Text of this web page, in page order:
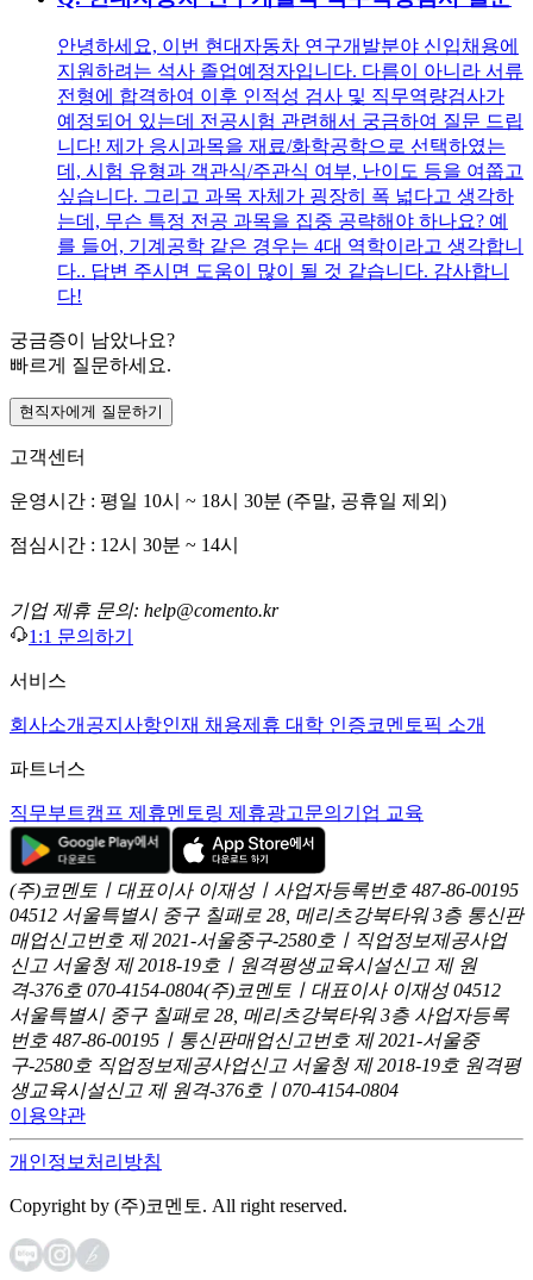
안녕하세요, 이번 현대자동차 연구개발분야 신입채용에
지원하려는 석사 졸업예정자입니다. 다름이 아니라 서류
전형에 합격하여 이후 인적성 검사 및 직무역량검사가
예정되어 있는데 전공시험 관련해서 궁금하여 질문 드립
니다! 제가 응시과목을 재료/화학공학으로 선택하였는
데, 시험 유형과 객관식/주관식 여부, 난이도 등을 여쭙고
싶습니다. 그리고 과목 자체가 굉장히 폭 넓다고 생각하
는데, 무슨 특정 전공 과목을 집중 공략해야 하나요? 예
를 들어, 기계공학 같은 경우는 4대 역학이라고 생각합니
다.. 답변 주시면 도움이 많이 될 것 같습니다. 감사합니
다!
궁금증이 남았나요?
빠르게 질문하세요.
현직자에게 질문하기
고객센터
운영시간 : 평일 10시 ~ 18시 30분 (주말, 공휴일 제외)
점심시간 : 12시 30분 ~ 14시
기업 제휴 문의: help@comento.kr
1:1 문의하기
서비스
회사소개 공지사항인재 채용제휴 대학 인증코멘토픽 소개
파트너스
직무부트캠프 제휴멘토링 제휴광고문의 기업 교육
(주)코멘토ㅣ대표이사 이재성ㅣ사업자등록번호 487-86-00195
04512 서울특별시 중구 칠패로 28, 메리츠강북타워 3층 통신판
매업신고번호 제 2021-서울중구-2580호ㅣ직업정보제공사업
신고 서울청 제 2018-19호ㅣ원격평생교육시설신고 제 원
격-376호 070-4154-0804(주)코멘토ㅣ대표이사 이재성 04512
서울특별시 중구 칠패로 28, 메리츠강북타워 3층 사업자등록
번호 487-86-00195ㅣ통신판매업신고번호 제 2021-서울중
구-2580호 직업정보제공사업신고 서울청 제 2018-19호 원격평
생교육시설신고 제 원격-376호ㅣ070-4154-0804
이용약관
개인정보처리방침
Copyright by (주)코멘토. All right reserved.